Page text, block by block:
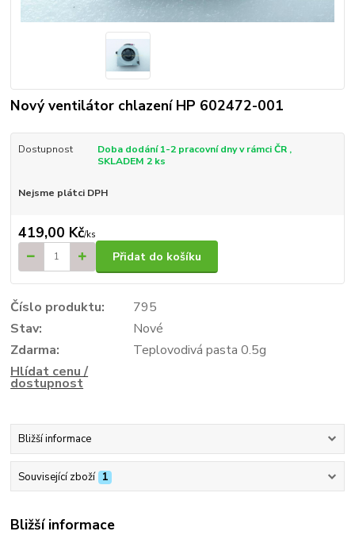
Nový ventilátor chlazení HP 602472-001
Dostupnost
Doba dodání 1-2 pracovní dny v rámci ČR ,
SKLADEM 2 ks
Nejsme plátci DPH
419,00 Kč/ks
Přidat do košíku
Číslo produktu:
795
Stav:
Nové
Zdarma:
Teplovodivá pasta 0.5g
Hlídat cenu /
dostupnost
Bližší informace
Související zboží 1
Bližší informace